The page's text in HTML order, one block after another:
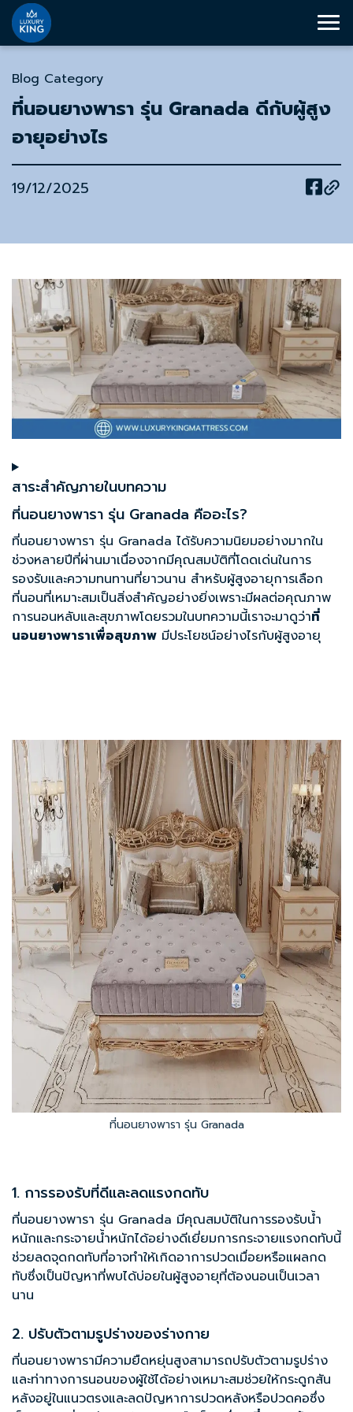
Blog Category
ที่นอนยางพารา รุ่น Granada ดีกับผู้สูง
อายุอย่างไร
19/12/2025
สาระสำคัญภายในบทความ
ที่นอนยางพารา รุ่น Granada คืออะไร?
ที่นอนยางพารา รุ่น Granada ได้รับความนิยมอย่างมากใน
ช่วงหลายปีที่ผ่านมาเนื่องจากมีคุณสมบัติที่โดดเด่นในการ
รองรับและความทนทานที่ยาวนาน สำหรับผู้สูงอายุการเลือก
ที่นอนที่เหมาะสมเป็นสิ่งสำคัญอย่างยิ่งเพราะมีผลต่อคุณภาพ
การนอนหลับและสุขภาพโดยรวมในบทความนี้เราจะมาดูว่าที่
นอนยางพาราเพื่อสุขภาพ มีประโยชน์อย่างไรกับผู้สูงอายุ
ที่นอนยางพารา รุ่น Granada
1. การรองรับที่ดีและลดแรงกดทับ
ที่นอนยางพารา รุ่น Granada มีคุณสมบัติในการรองรับน้ำ
หนักและกระจายน้ำหนักได้อย่างดีเยี่ยมการกระจายแรงกดทับนี้
ช่วยลดจุดกดทับที่อาจทำให้เกิดอาการปวดเมื่อยหรือแผลกด
ทับซึ่งเป็นปัญหาที่พบได้บ่อยในผู้สูงอายุที่ต้องนอนเป็นเวลา
นาน
2. ปรับตัวตามรูปร่างของร่างกาย
ที่นอนยางพารามีความยืดหยุ่นสูงสามารถปรับตัวตามรูปร่าง
และท่าทางการนอนของผู้ใช้ได้อย่างเหมาะสมช่วยให้กระดูกสัน
หลังอยู่ในแนวตรงและลดปัญหาการปวดหลังหรือปวดคอซึ่ง